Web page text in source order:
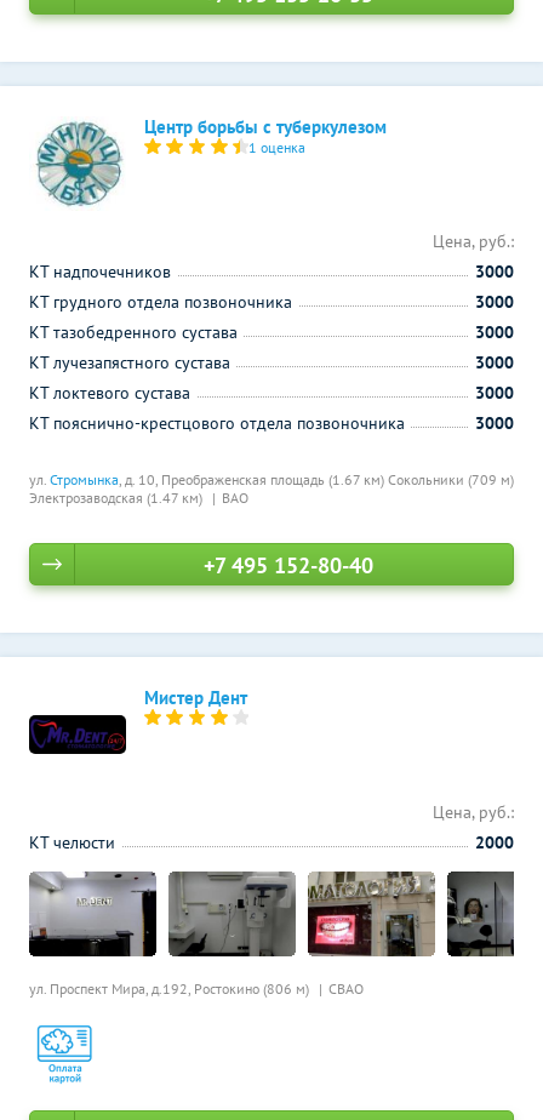
Центр борьбы с туберкулезом
1 оценка
ул. Стромынка, д. 10, Преображенская площадь (1.67 км) Сокольники (709 м)
Электрозаводская (1.47 км)
ВАО
Цена, руб.:
КТ надпочечников
3000
КТ грудного отдела позвоночника
3000
КТ тазобедренного сустава
3000
КТ лучезапястного сустава
3000
КТ локтевого сустава
3000
КТ пояснично-крестцового отдела позвоночника
3000
+7 495 152-80-40
Мистер Дент
ул. Проспект Мира, д.192, Ростокино (806 м) СВАО
Цена, руб.:
КТ челюсти
2000